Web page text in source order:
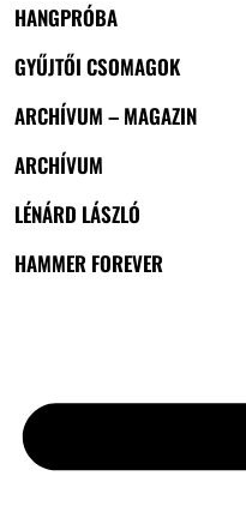
HANGPRÓBA
GYŰJTŐI CSOMAGOK
ARCHÍVUM – MAGAZIN
ARCHÍVUM
LÉNÁRD LÁSZLÓ
HAMMER FOREVER